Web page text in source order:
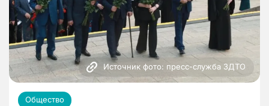
Источник фото: пресс-служба ЗДТО
Общество